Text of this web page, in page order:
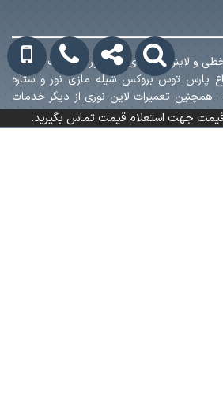
لایت24 لاله زار ارائه چراغ خطی و لاینر برند های 4m فورام اکووات داتیس
پارس توس بروکس شیله مازی نور و ستاره
. همچنین تعمیرات لاین نوری از دیگر خدمات
قیمت جهت استعلام قیمت تماس بگیرید.